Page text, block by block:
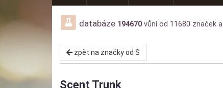
vůních,
parfémech
a
databáze 194670 vůní od 11680 značek a
zpět na značky od S
Scent Trunk